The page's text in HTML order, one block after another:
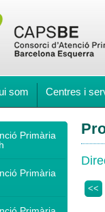
som Centres i
Primària
Primària
<<